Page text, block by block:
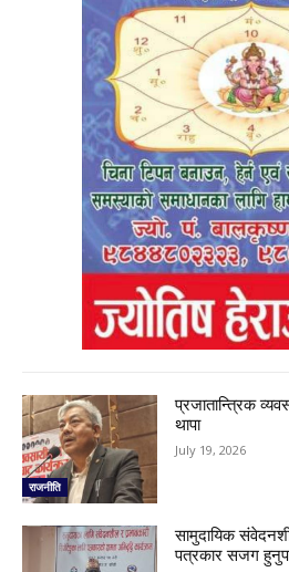
राजनीति
प्रजातान्त्रिक
थापा
July 19, 2026
सामुदायिक
पत्रकार सजग